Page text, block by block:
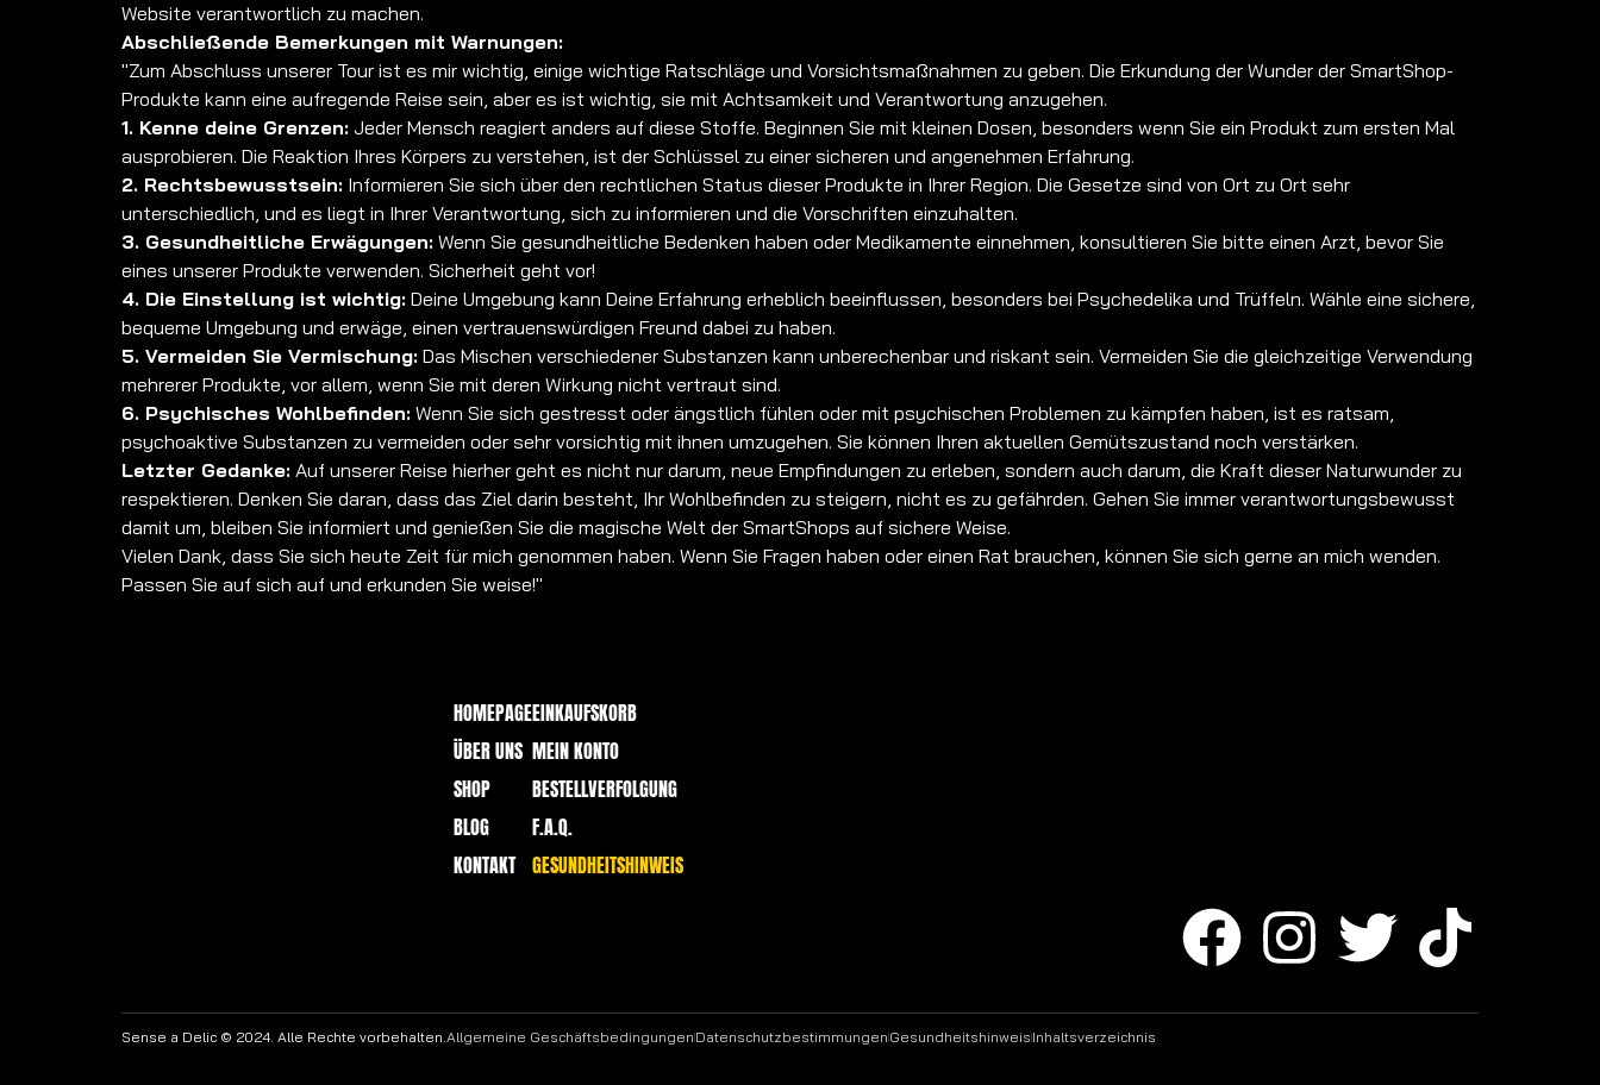
Website verantwortlich zu machen.
Abschließende Bemerkungen mit Warnungen:
"Zum Abschluss unserer Tour ist es mir wichtig, einige wichtige Ratschläge und Vorsichtsmaßnahmen zu geben. Die Erkundung der Wunder der SmartShop-
Produkte kann eine aufregende Reise sein, aber es ist wichtig, sie mit Achtsamkeit und Verantwortung anzugehen.
1. Kenne deine Grenzen: Jeder Mensch reagiert anders auf diese Stoffe. Beginnen Sie mit kleinen Dosen, besonders wenn Sie ein Produkt zum ersten Mal
ausprobieren. Die Reaktion Ihres Körpers zu verstehen, ist der Schlüssel zu einer sicheren und angenehmen Erfahrung.
2. Rechtsbewusstsein: Informieren Sie sich über den rechtlichen Status dieser Produkte in Ihrer Region. Die Gesetze sind von Ort zu Ort sehr
unterschiedlich, und es liegt in Ihrer Verantwortung, sich zu informieren und die Vorschriften einzuhalten.
3. Gesundheitliche Erwägungen: Wenn Sie gesundheitliche Bedenken haben oder Medikamente einnehmen, konsultieren Sie bitte einen Arzt, bevor Sie
eines unserer Produkte verwenden. Sicherheit geht vor!
4. Die Einstellung ist wichtig: Deine Umgebung kann Deine Erfahrung erheblich beeinflussen, besonders bei Psychedelika und Trüffeln. Wähle eine sichere,
bequeme Umgebung und erwäge, einen vertrauenswürdigen Freund dabei zu haben.
5. Vermeiden Sie Vermischung: Das Mischen verschiedener Substanzen kann unberechenbar und riskant sein. Vermeiden Sie die gleichzeitige Verwendung
mehrerer Produkte, vor allem, wenn Sie mit deren Wirkung nicht vertraut sind.
6. Psychisches Wohlbefinden: Wenn Sie sich gestresst oder ängstlich fühlen oder mit psychischen Problemen zu kämpfen haben, ist es ratsam,
psychoaktive Substanzen zu vermeiden oder sehr vorsichtig mit ihnen umzugehen. Sie können Ihren aktuellen Gemütszustand noch verstärken.
Letzter Gedanke: Auf unserer Reise hierher geht es nicht nur darum, neue Empfindungen zu erleben, sondern auch darum, die Kraft dieser Naturwunder zu
respektieren. Denken Sie daran, dass das Ziel darin besteht, Ihr Wohlbefinden zu steigern, nicht es zu gefährden. Gehen Sie immer verantwortungsbewusst
damit um, bleiben Sie informiert und genießen Sie die magische Welt der SmartShops auf sichere Weise.
Vielen Dank, dass Sie sich heute Zeit für mich genommen haben. Wenn Sie Fragen haben oder einen Rat brauchen, können Sie sich gerne an mich wenden.
Passen Sie auf sich auf und erkunden Sie weise!"
HOMEPAGE
ÜBER UNS
SHOP
BLOG
KONTAKT
EINKAUFSKORB
MEIN KONTO
BESTELLVERFOLGUNG
F.A.Q.
GESUNDHEITSHINWEIS
Sense a Delic © 2024. Alle Rechte vorbehalten. Allgemeine Geschäftsbedingungen Datenschutzbestimmungen Gesundheitshinweis Inhaltsverzeichnis